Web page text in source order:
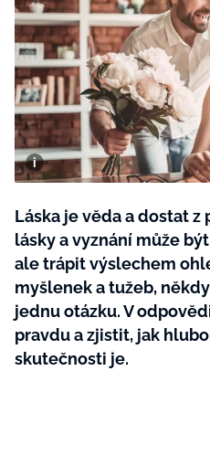
Životní styl
Všechny kategorie
Testy a kvízy
BYDLENÍ
Všechny kategorie
Tvoření
Rady a tipy
Extra
SVĚT
ROČNÍ
Láska je věda a dostat z
lásky a vyznání může
ale trápit výslechem
myšlenek a tužeb,
jednu otázku. V
pravdu a zjistit, jak
skutečnosti je.